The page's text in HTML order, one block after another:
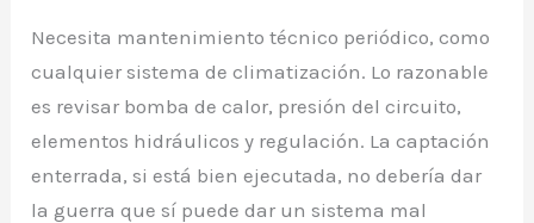
Necesita mantenimiento técnico periódico, como
cualquier sistema de climatización. Lo razonable
es revisar bomba de calor, presión del circuito,
elementos hidráulicos y regulación. La captación
enterrada, si está bien ejecutada, no debería dar
la guerra que sí puede dar un sistema mal